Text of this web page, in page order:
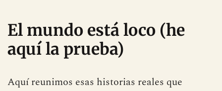
El mundo está loco (he
aquí la prueba)
Aquí reunimos esas historias reales que